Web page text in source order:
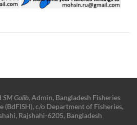
SM Galib, Admin, Bangladesh Fisheries
(BdFISH), c/o Department of Fisheries,
Rajshahi-6205, Bangladesh